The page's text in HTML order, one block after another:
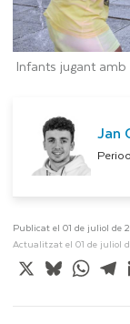
Infants jugant
Jan
Publicat el 01 de juliol de
Actualitzat el 01 de juliol
X Bluesky